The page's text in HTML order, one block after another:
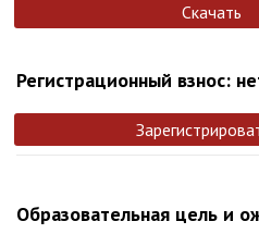
Скачать
Регистрационный взнос:
Образовательная цель и